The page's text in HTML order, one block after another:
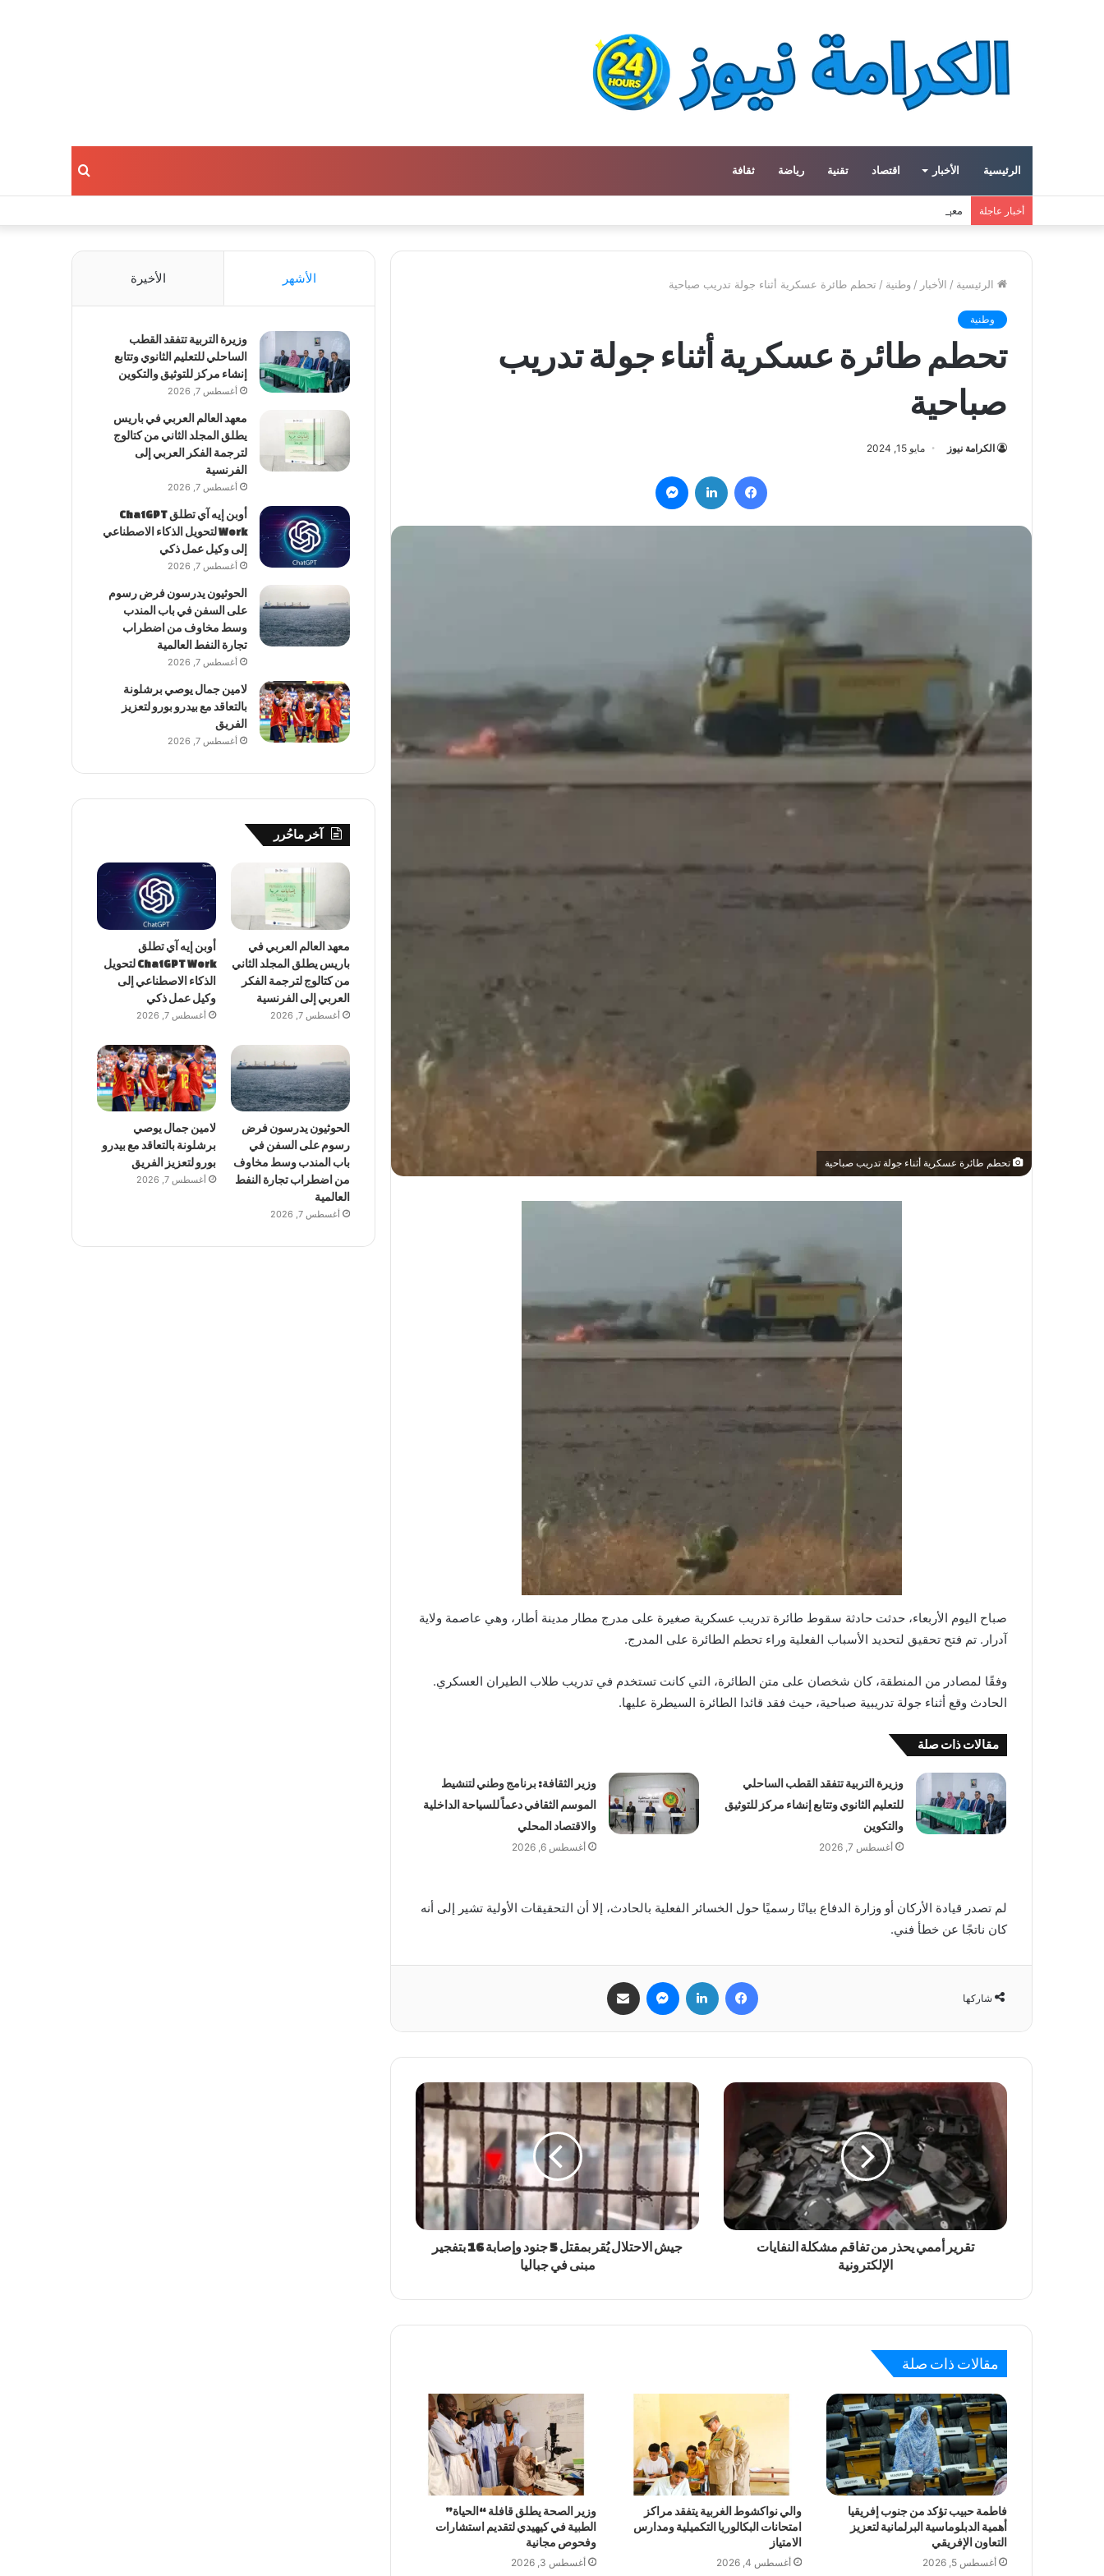
الرئيسية الأخبار اقتصاد تقنية رياضة ثقافة بحث
أخبار عاجلة معهد العالم العربي في باريس يطلق المجلد الثاني من كتالوج لترجمة الفكر العربي إلى الفرنسية
الرئيسية / الأخبار / وطنية / تحطم طائرة عسكرية أثناء جولة تدريب صباحية
وطنية
تحطم طائرة عسكرية أثناء جولة تدريب
صباحية
الكرامة نيوز مايو 15, 2024
فيسبوك لينكدإن
تحطم طائرة عسكرية أثناء جولة تدريب صباحية
صباح اليوم الأربعاء، حدثت حادثة سقوط طائرة تدريب عسكرية صغيرة على مدرج مطار مدينة أطار، وهي عاصمة ولاية
آدرار. تم فتح تحقيق لتحديد الأسباب الفعلية وراء تحطم الطائرة على المدرج.
وفقًا لمصادر من المنطقة، كان شخصان على متن الطائرة، التي كانت تستخدم في تدريب طلاب الطيران العسكري.
الحادث وقع أثناء جولة تدريبية صباحية، حيث فقد قائدا الطائرة السيطرة عليها.
مقالات ذات صلة
وزيرة التربية تتفقد القطب الساحلي
للتعليم الثانوي وتتابع إنشاء مركز للتوثيق
والتكوين
أغسطس 7, 2026
وزير الثقافة: برنامج وطني لتنشيط
الموسم الثقافي دعماً للسياحة الداخلية
والاقتصاد المحلي
أغسطس 6, 2026
لم تصدر قيادة الأركان أو وزارة الدفاع بيانًا رسميًا حول الخسائر الفعلية بالحادث، إلا أن التحقيقات الأولية تشير إلى أنه
كان ناتجًا عن خطأ فني.
شاركها
فيسبوك لينكدإن ماسنجر
تقرير أممي يحذر من تفاقم مشكلة النفايات
الإلكترونية
جيش الاحتلال يُقر بمقتل 5 جنود وإصابة 16 بتفجير
مبنى في جباليا
مقالات ذات صلة
فاطمة حبيب تؤكد من جنوب إفريقيا
أهمية الدبلوماسية البرلمانية لتعزيز
التعاون الإفريقي
أغسطس 5, 2026
والي نواكشوط الغربية يتفقد مراكز
امتحانات البكالوريا التكميلية ومدارس
الامتياز
أغسطس 4, 2026
وزير الصحة يطلق قافلة “الحياة”
الطبية في كيهيدي لتقديم استشارات
وفحوص مجانية
أغسطس 3, 2026
الأشهر الأخيرة
وزيرة التربية تتفقد القطب
الساحلي للتعليم الثانوي وتتابع
إنشاء مركز للتوثيق والتكوين
أغسطس 7, 2026
معهد العالم العربي في باريس
يطلق المجلد الثاني من كتالوج
لترجمة الفكر العربي إلى
الفرنسية
أغسطس 7, 2026
أوبن إيه آي تطلق ChatGPT
Work لتحويل الذكاء الاصطناعي
إلى وكيل عمل ذكي
أغسطس 7, 2026
الحوثيون يدرسون فرض رسوم
على السفن في باب المندب
وسط مخاوف من اضطراب
تجارة النفط العالمية
أغسطس 7, 2026
لامين جمال يوصي برشلونة
بالتعاقد مع بيدرو بورو لتعزيز
الفريق
أغسطس 7, 2026
آخر ماحُرر
معهد العالم العربي في
باريس يطلق المجلد الثاني
من كتالوج لترجمة الفكر
العربي إلى الفرنسية
أغسطس 7, 2026
أوبن إيه آي تطلق
ChatGPT Work لتحويل
الذكاء الاصطناعي إلى
وكيل عمل ذكي
أغسطس 7, 2026
الحوثيون يدرسون فرض
رسوم على السفن في
باب المندب وسط مخاوف
من اضطراب تجارة النفط
العالمية
أغسطس 7, 2026
لامين جمال يوصي
برشلونة بالتعاقد مع بيدرو
بورو لتعزيز الفريق
أغسطس 7, 2026